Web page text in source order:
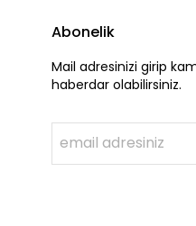
Abonelik
Mail adresinizi girip
haberdar olabilirsiniz.